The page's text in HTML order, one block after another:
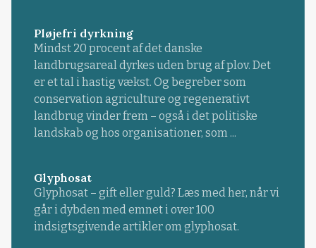
Pløjefri dyrkning
Mindst 20 procent af det danske
landbrugsareal dyrkes uden brug af plov. Det
er et tal i hastig vækst. Og begreber som
conservation agriculture og regenerativt
landbrug vinder frem – også i det politiske
landskab og hos organisationer, som ...
Glyphosat
Glyphosat – gift eller guld? Læs med her, når vi
går i dybden med emnet i over 100
indsigtsgivende artikler om glyphosat.